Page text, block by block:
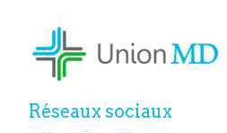
Réseaux sociaux